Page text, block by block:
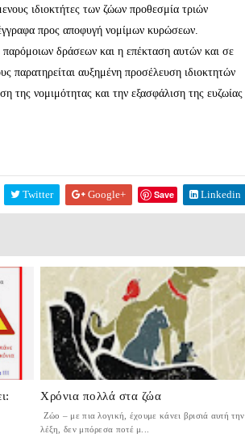
ιδιοκτήτες των ζώων προθεσμία τριών
προς αποφυγή νομίμων κυρώσεων.
παρόμοιων δράσεων και η επέκταση αυτών και σε
παρατηρείται αυξημένη προσέλευση ιδιοκτητών
της νομιμότητας και την εξασφάλιση της ευζωίας
Twitter Google+ Save Linkedin
Χρόνια πολλά στα ζώα
Ζώο – με πια λογική, έχουμε κάνει βρισιά αυτή την
λέξη, δεν μπόρεσα ποτέ μ...